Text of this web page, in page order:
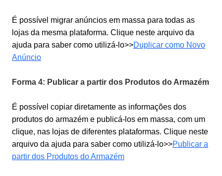
É possível migrar anúncios em massa para todas as
lojas da mesma plataforma. C ique neste arquivo da
ajuda para saber como utilizá-lo>>Duplicar como Novo
Anúncio
Forma 4: Publicar a partir dos Produtos do Armazém
É possível copiar diretamente as informações dos
produtos do armazém e publicá-los em massa, com um
clique, nas lojas de diferentes plataformas. C ique neste
arquivo da ajuda para saber como utilizá- o>>Publicar a
partir dos Produtos do Armazém